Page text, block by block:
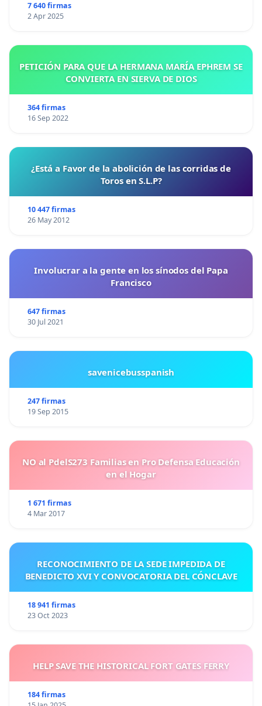
7 640 firmas
2 Apr 2025
PETICIÓN PARA QUE LA HERMANA MARÍA EPHREM SE
CONVIERTA EN SIERVA DE DIOS
364 firmas
16 Sep 2022
¿Está a Favor de la abolición de las corridas de
Toros en S.L.P?
10 447 firmas
26 May 2012
Involucrar a la gente en los sínodos del Papa
Francisco
647 firmas
30 Jul 2021
savenicebusspanish
247 firmas
19 Sep 2015
NO al PdelS273 Familias en Pro Defensa Educación
en el Hogar
1 671 firmas
4 Mar 2017
RECONOCIMIENTO DE LA SEDE IMPEDIDA DE
BENEDICTO XVI Y CONVOCATORIA DEL CÓNCLAVE
18 941 firmas
23 Oct 2023
HELP SAVE THE HISTORICAL FORT GATES FERRY
184 firmas